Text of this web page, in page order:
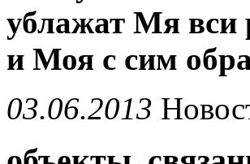
ублажат Мя вси
и Моя с сим
03.06.2013